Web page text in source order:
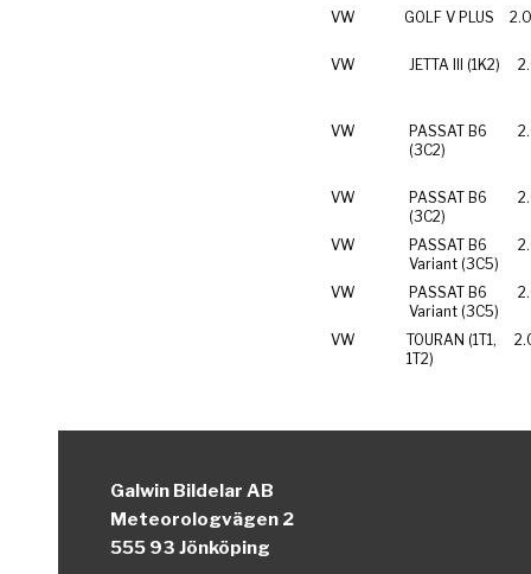
VW GOLF V PLUS
VW JETTA III (1K2)
VW
PASSAT B6
(3C2)
VW
PASSAT B6
(3C2)
VW
PASSAT B6
Variant (3C5)
VW
PASSAT B6
Variant (3C5)
VW
TOURAN (1T1,
1T2)
Galwin Bildelar AB
Meteorologvägen 2
555 93 Jönköping